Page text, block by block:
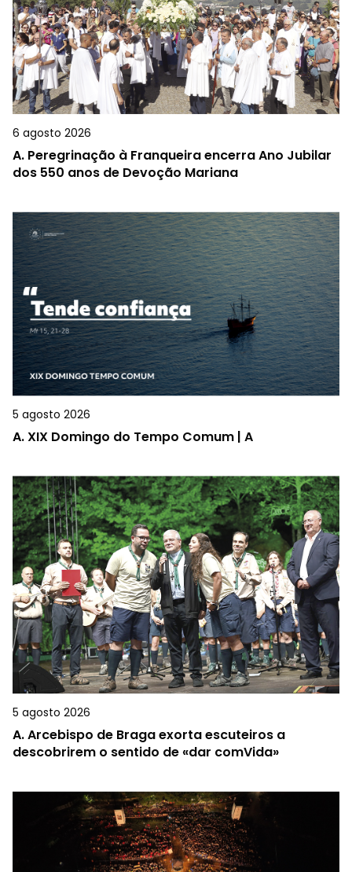
6 agosto 2026
A. Peregrinação à Franqueira encerra Ano Jubilar
dos 550 anos de Devoção Mariana
5 agosto 2026
A.XIX Domingo do Tempo Comum | A
5 agosto 2026
A.Arcebispo de Braga exorta escuteiros a
descobrirem o sentido de «dar comVida»